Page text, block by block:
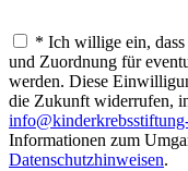
* Ich willige ein,
und Zuordnung für
werden. Diese
die Zukunft widerrufen,
Informationen zum
Datenschutz­hinweisen.